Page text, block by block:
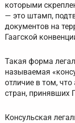
которыми
— это штамп,
документов на
Гаагской
Такая форма
называемая
отличие в том, что
стран, принявших
Консульская